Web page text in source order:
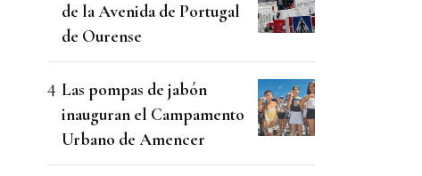
de la Avenida de Portugal
de Ourense
Las pompas de jabón
inauguran el Campamento
Urbano de Amencer